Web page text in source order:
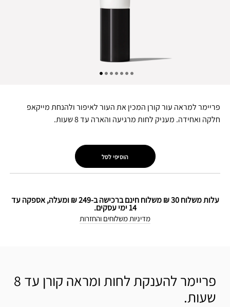
פריימר למראה עור קורן המכין את העור לאיפור ולהנחת מייקאפ
חלקה ואחידה. מעניק לחות מרגיעה והארה עד 8 שעות.
הוסיפי לסל
עלות משלוח 30 ₪ משלוח חינם ברכישה ב-249 ₪ ומעלה, אספקה עד
14 ימי עסקים.
מדיניות משלוחים והחזרות
פריימר להענקת לחות ומראה קורן עד 8
שעות.